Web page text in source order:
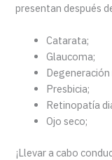
presentan después
Catarata;
Glaucoma;
Presbicia;
Retinopatía
Ojo seco;
¡Llevar a cabo